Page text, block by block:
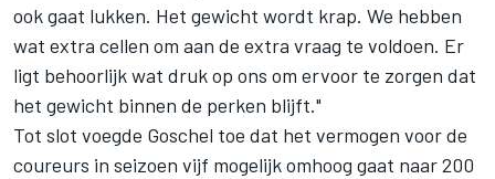
ook gaat lukken. Het gewicht wordt krap. We hebben
wat extra cellen om aan de extra vraag te voldoen. Er
ligt behoorlijk wat druk op ons om ervoor te zorgen dat
het gewicht binnen de perken blijft."
Tot slot voegde Goschel toe dat het vermogen voor de
coureurs in seizoen vijf mogelijk omhoog gaat naar 200